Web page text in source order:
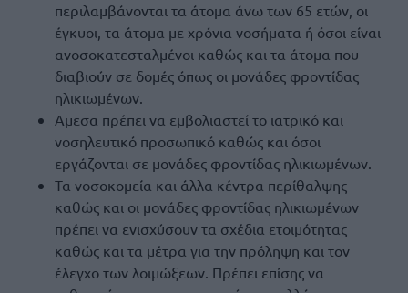
περιλαμβάνονται τα άτομα άνω των 65 ετών, οι
έγκυοι, τα άτομα με χρόνια νοσήματα ή όσοι είναι
ανοσοκατεσταλμένοι καθώς και τα άτομα που
διαβιούν σε δομές όπως οι μονάδες φροντίδας
ηλικιωμένων.
Αμεσα πρέπει να εμβολιαστεί το ιατρικό και
νοσηλευτικό προσωπικό καθώς και όσοι
εργάζονται σε μονάδες φροντίδας ηλικιωμένων.
Τα νοσοκομεία και άλλα κέντρα περίθαλψης
καθώς και οι μονάδες φροντίδας ηλικιωμένων
πρέπει να ενισχύσουν τα σχέδια ετοιμότητας
καθώς και τα μέτρα για την πρόληψη και τον
έλεγχο των λοιμώξεων. Πρέπει επίσης να